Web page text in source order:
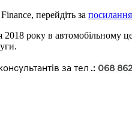
перейдіть за
2018 року в
за тел .: 068